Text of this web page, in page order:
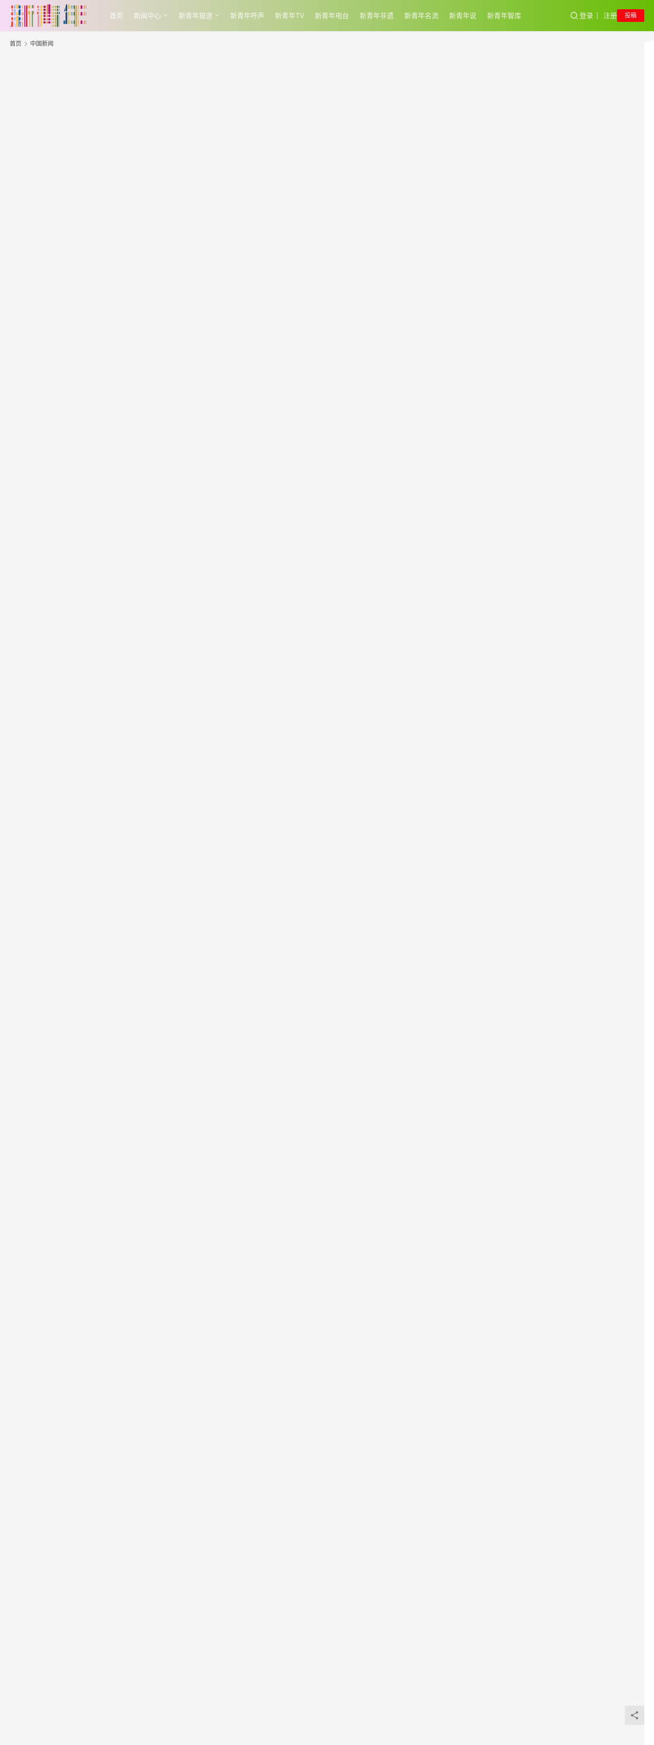
首页 新闻中心 新青年报道 新青年呼声 新青年TV 新青年电台 新青年非遗 新青年名流 新青年说 新青年智库 登录 注册 投稿
首页 中国新闻